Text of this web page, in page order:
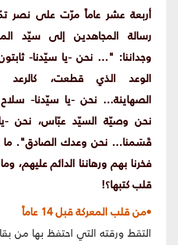
أربعة عشر عاماً مرّت على نصر
رسالة المجاهدين إلى سيّد
وجداننا: "... نحن -يا سيّدنا-
الوعد الذي قطعت،
الصهاينة... نحن -يا سيّدنا-
نحن وصيّة السيّد عبّاس، نحن -
قَسَمنا... نحن وعدك الصادق". ما
فخرنا بهم ورهاننا الدائم عليهم،
قلب كتبها؟!
•من قلب المعركة قبل 14 عاماً
التقط ورقته التي احتفظ بها من